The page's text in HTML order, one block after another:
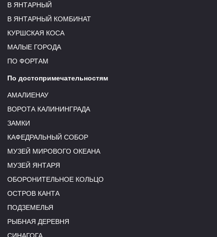
В ЯНТАРНЫЙ
В ЯНТАРНЫЙ КОМБИНАТ
КУРШСКАЯ КОСА
МАЛЫЕ ГОРОДА
ПО ФОРТАМ
По достопримечательностям
АМАЛИЕНАУ
ВОРОТА КАЛИНИНГРАДА
ЗАМКИ
КАФЕДРАЛЬНЫЙ СОБОР
МУЗЕЙ МИРОВОГО ОКЕАНА
МУЗЕЙ ЯНТАРЯ
ОБОРОНИТЕЛЬНОЕ КОЛЬЦО
ОСТРОВ КАНТА
ПОДЗЕМЕЛЬЯ
РЫБНАЯ ДЕРЕВНЯ